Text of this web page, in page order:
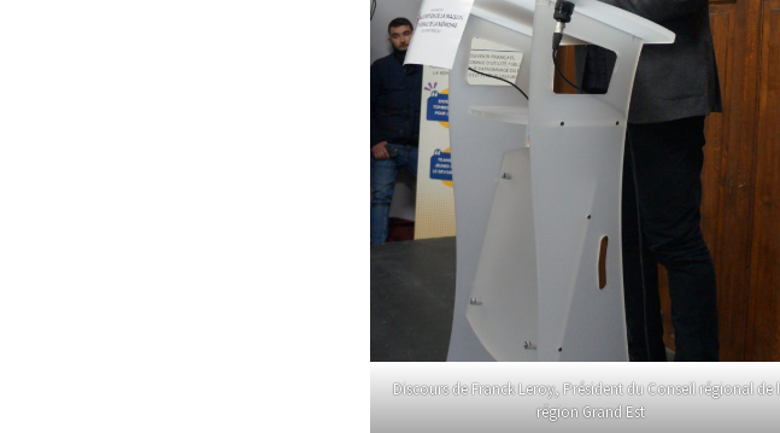
Discours de Franck Leroy, Président du Conseil régional de
région Grand Est